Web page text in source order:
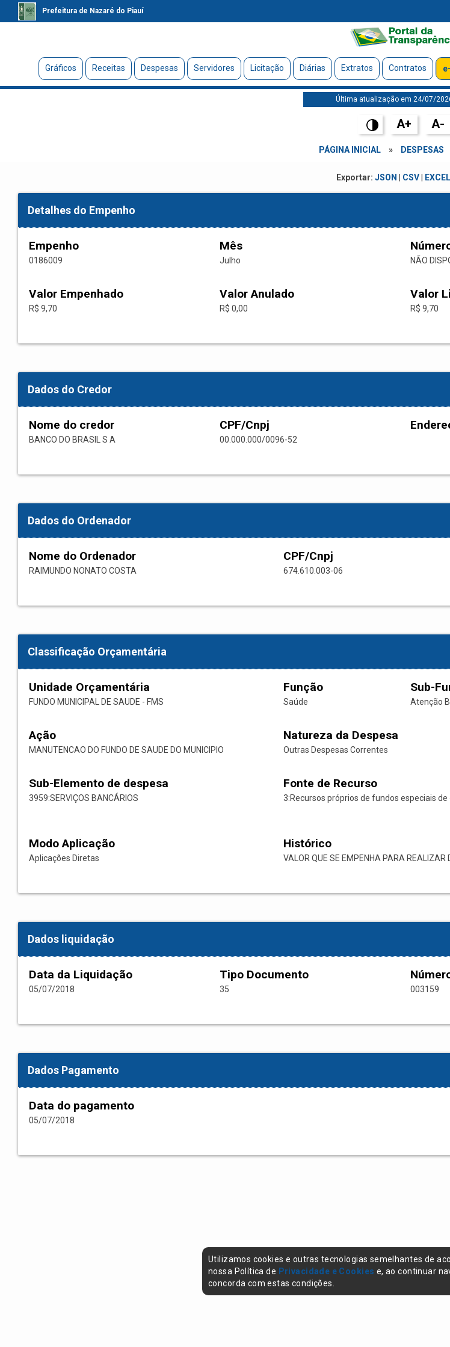
Prefeitura de Nazaré do Piauí
Gráficos Receitas Despesas Servidores Licitação Diárias Extratos Contratos
Última atualização em 24/07/
A+ A-
PÁGINA INICIAL » DESPESAS
Exportar: JSON CSV| EXCEL
Detalhes do Empenho
Empenho
0186009
Mês
Julho NÃO
Valor Empenhado
R$ 9,70
Valor Anulado
R$ 0,00
Valor
R$ 9,70
Dados do Credor
Nome do credor
BANCO DO BRASIL S A
CPF/Cnpj
00.000.000/0096-52
Dados do Ordenador
Nome do Ordenador
RAIMUNDO NONATO COSTA
CPF/Cnpj
674.610.003-06
Classificação Orçamentária
Unidade Orçamentária
FUNDO MUNICIPAL DE SAUDE - FMS
Função
Saúde
Sub-
Atenção
Ação
MANUTENCAO DO FUNDO DE SAUDE DO MUNICIPIO
Natureza da Despesa
Outras Despesas Correntes
Sub-Elemento de despesa
3959:SERVIÇOS BANCÁRIOS
Fonte de Recurso
3:Recursos próprios de fundos especiais
Modo Aplicação
Aplicações Diretas
Histórico
VALOR QUE SE EMPENHA PARA REALIZAR
Dados liquidação
Data da Liquidação
05/07/2018
Tipo Documento
35 003159
Dados Pagamento
Data do pagamento
05/07/2018
Utilizamos cookies e outras tecnologias semelhantes de
nossa Política de Privacidade e Cookies e, ao continuar
concorda com estas condições.